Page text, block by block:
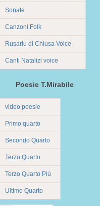
Sonate
Canzoni Folk
Rusariu di Chiusa Voice
Canti Natalizi voice
Poesie T.Mirabile
video poesie
Primo quarto
Secondo Quarto
Terzo Quarto
Terzo Quarto Più
Ultimo Quarto